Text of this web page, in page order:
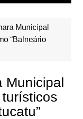
Municipal
“Balneário
Municipal